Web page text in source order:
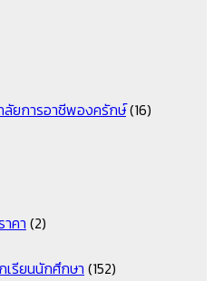
ลัยการอาชีพองครักษ์(16)
คา (2)
เรียนนักศึกษา (152)